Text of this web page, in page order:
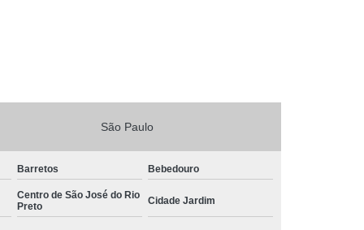
São Paulo
Barretos Bebedouro
Centro de São José do Rio
Preto
Cidade Jardim